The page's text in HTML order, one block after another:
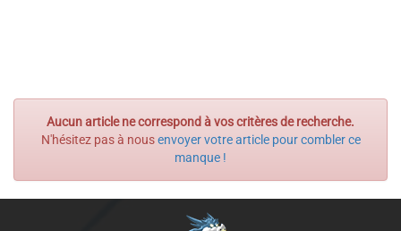
Aucun article ne correspond à vos critères de recherche.
N'hésitez pas à nousenvoyer votre article pour combler ce
manque !